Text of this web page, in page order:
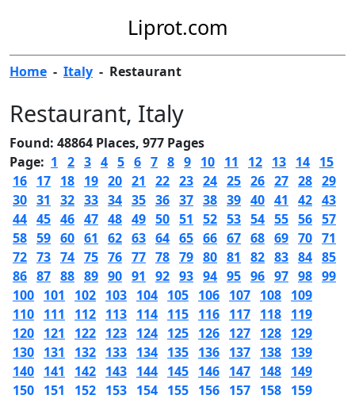
Liprot.com
Home - Italy - Restaurant
Restaurant, Italy
Found: 48864 Places, 977 Pages
Page: 1 2 3 4 5 6 7 8 9 10 11 12 13 14 15
16 17 18 19 20 21 22 23 24 25 26 27 28 29
30 31 32 33 34 35 36 37 38 39 40 41 42 43
44 45 46 47 48 49 50 51 52 53 54 55 56 57
58 59 60 61 62 63 64 65 66 67 68 69 70 71
72 73 74 75 76 77 78 79 80 81 82 83 84 85
86 87 88 89 90 91 92 93 94 95 96 97 98 99
100 101 102 103 104 105 106 107 108 109
110 111 112 113 114 115 116 117 118 119
120 121 122 123 124 125 126 127 128 129
130 131 132 133 134 135 136 137 138 139
140 141 142 143 144 145 146 147 148 149
150 151 152 153 154 155 156 157 158 159